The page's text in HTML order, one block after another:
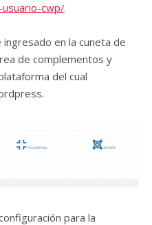
cwp/
en la cuneta de
de complementos y
del cual
para la